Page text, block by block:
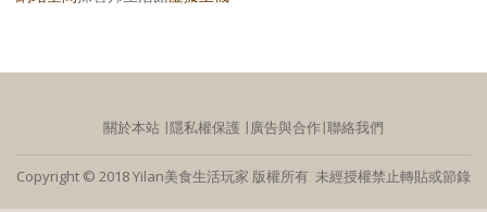
關於本站 ∣隱私權保護 ∣廣告與合作∣聯絡我們
Copyright © 2018 Yilan美食生活玩家 版權所有 未經授權禁止轉貼或節錄